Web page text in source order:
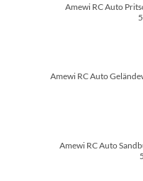
Amewi RC Auto
Amewi RC Auto
Amewi RC Auto